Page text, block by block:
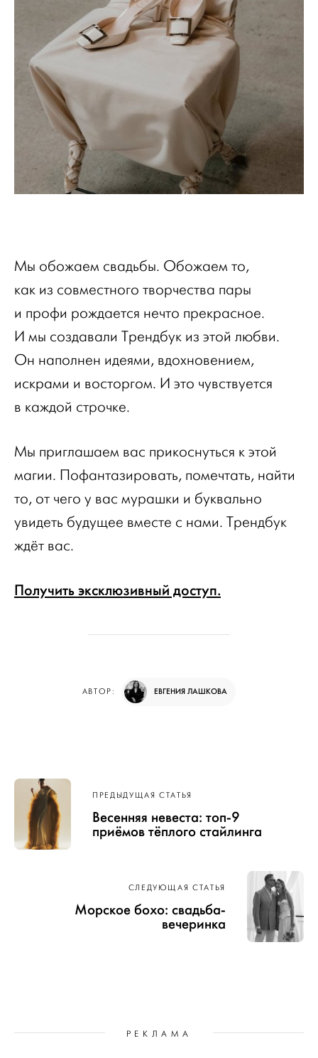
Мы обожаем свадьбы. Обожаем то,
как из совместного творчества пары
и профи рождается нечто прекрасное.
И мы создавали Трендбук из этой любви.
Он наполнен идеями, вдохновением,
искрами и восторгом. И это чувствуется
в каждой строчке.
Мы приглашаем вас прикоснуться к этой
магии. Пофантазировать, помечтать, найти
то, от чего у вас мурашки и буквально
увидеть будущее вместе с нами. Трендбук
ждёт вас.
Получить эксклюзивный доступ.
АВТОР: ЕВГЕНИЯ ЛАШКОВА
Навигация
по записям
ПРЕДЫДУЩАЯ СТАТЬЯ
Весенняя невеста: топ-9
приёмов тёплого стайлинга
СЛЕДУЮЩАЯ СТАТЬЯ
Морское бохо: свадьба-
вечеринка
РЕКЛАМА